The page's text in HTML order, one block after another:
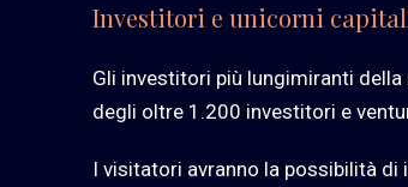
Investitori e unicorni
Gli investitori più lungimiranti della
degli oltre 1.200 investitori e
I visitatori avranno la possibilità di